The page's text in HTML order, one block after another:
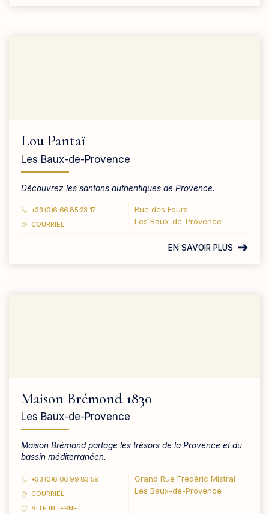
Lou Pantaï
Les Baux-de-Provence
Découvrez les santons authentiques de Provence.
+33 (0)6 66 85 23 17
COURRIEL
Rue des Fours
Les Baux-de-Provence
EN SAVOIR PLUS
Maison Brémond 1830
Les Baux-de-Provence
Maison Brémond partage les trésors de la Provence et du
bassin méditerranéen.
+33 (0)6 06 99 83 59
COURRIEL
SITE INTERNET
Grand Rue Frédéric Mistral
Les Baux-de-Provence